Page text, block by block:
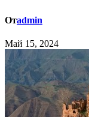
Отadmin
Май 15, 2024